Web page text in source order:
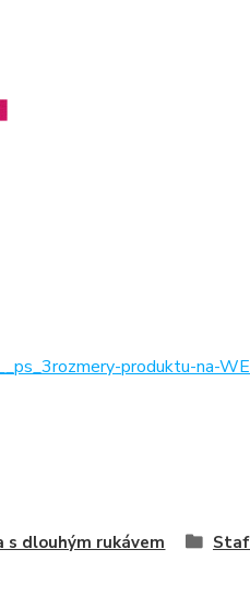
produktu-na-
s dlouhým rukávem